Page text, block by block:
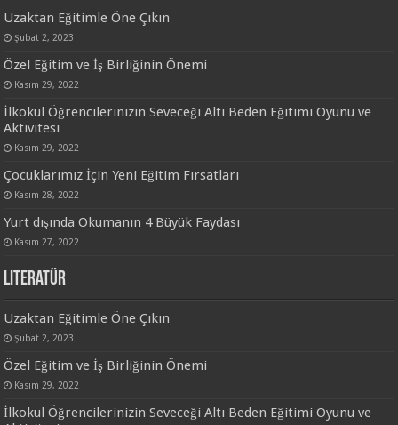
Uzaktan Eğitimle Öne Çıkın
Şubat 2, 2023
Özel Eğitim ve İş Birliğinin Önemi
Kasım 29, 2022
İlkokul Öğrencilerinizin Seveceği Altı Beden Eğitimi Oyunu ve
Aktivitesi
Kasım 29, 2022
Çocuklarımız İçin Yeni Eğitim Fırsatları
Kasım 28, 2022
Yurt dışında Okumanın 4 Büyük Faydası
Kasım 27, 2022
Literatür
Uzaktan Eğitimle Öne Çıkın
Şubat 2, 2023
Özel Eğitim ve İş Birliğinin Önemi
Kasım 29, 2022
İlkokul Öğrencilerinizin Seveceği Altı Beden Eğitimi Oyunu ve